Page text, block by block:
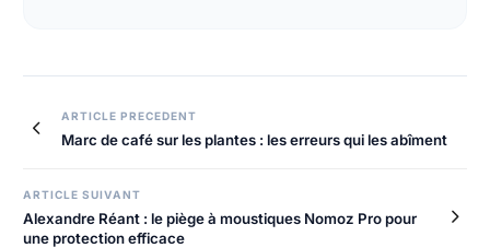
Navigation
ARTICLE PRECEDENT
Marc de café sur les plantes : les erreurs qui les abîment
ARTICLE SUIVANT
Alexandre Réant : le piège à moustiques Nomoz Pro pour
une protection efficace